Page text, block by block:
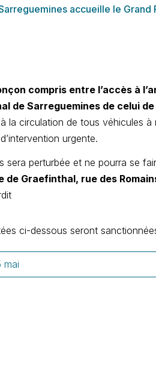
accueille le
compris entre l’accès à
de Sarreguemines de celui
la circulation de tous véhicules à
urgente.
sera perturbée et ne pourra se
de Graefinthal, rue des
ci-dessous seront
mai